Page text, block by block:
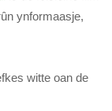
ynformaasje,
witte oan de